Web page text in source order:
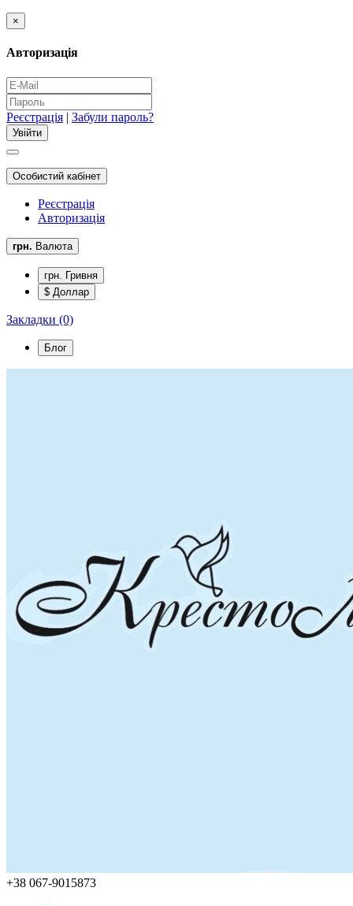
×
Авторизація
Реєстрація | Забули пароль?
Особистий кабінет
Реєстрація
Авторизація
грн. Валюта
грн. Гривня
$ Доллар
Закладки (0)
Блог
+38 067-9015873